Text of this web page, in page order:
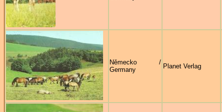
Německo /
Germany
Planet Verlag